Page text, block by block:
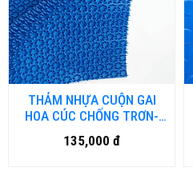
THẢM NHỰA CUỘN GAI
HOA CÚC CHỐNG TRƠN-
HCM.DN
135,000 đ